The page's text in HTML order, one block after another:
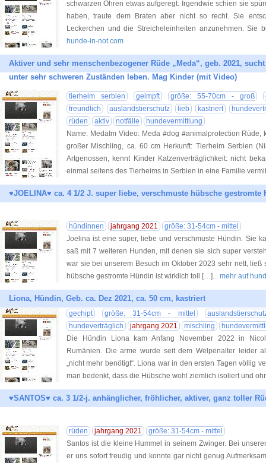
schwarzen Ohren etwas aufgeregt. Irgendwie schien sie
haben, traute dem Braten aber nicht so recht. Sie
Leckerchen und die Streicheleinheiten anzunehmen. Sie
hunde-in-not.com
Aktiver und sehr menschenbezogener Rüde „Meda“, geb. 2021,
unter sehr schweren Zuständen leben. Mag Kinder (mit Video)
tierheim serbien geimpft größe: 55-70cm - groß
freundlich
auslandstierschutz lieb kastriert
rüden
aktiv notfälle
hundevermittlung
Name: MedaIm Video: Meda #dog #animalprotection Rüde,
großer Mischling, ca. 60 cm Herkunft: Tierheim Serbien
Artgenossen, kennt Kinder Katzenverträglichkeit: nicht
einmal seitens des Tierheims in Serbien in eine Familie
♥JOELINA♥ ca. 4 1/2 J. super liebe, verschmuste hübsche gestromte
hündinnen jahrgang 2021
größe: 31-54cm - mittel
Joelina ist eine super, liebe und verschmuste Hündin. Sie
saß mit 7 weiteren Hunden, mit denen sie sich super
war sie bei unserem Besuch im Oktober 2023 sehr nett,
hübsche gestromte Hündin ist wirklich toll […]... mehr auf
Liona, Hündin, Geb. ca. Dez 2021, ca. 50 cm, kastriert
gechipt größe: 31-54cm - mittel
hundeverträglich
jahrgang 2021 mischling
Die Hündin Liona kam Anfang November 2022 in
Rumänien. Die arme wurde seit dem Welpenalter leider
„nicht mehr benötigt“. Liona war in den ersten Tagen völlig
man bedenkt, dass die Hübsche wohl ziemlich isoliert und
♥SANTOS♥ ca. 3 1/2-j. anhänglicher, fröhlicher, aktiver, ganz toller
rüden jahrgang 2021
größe: 31-54cm - mittel
Santos ist die kleine Hummel in seinem Zwinger. Bei
er uns sofort freudig und konnte gar nicht genug